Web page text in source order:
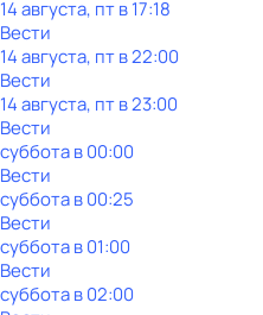
14 августа, пт в 17:18
Вести
14 августа, пт в 22:00
Вести
14 августа, пт в 23:00
Вести
субботав00:00
Вести
субботав00:25
Вести
субботав01:00
Вести
субботав02:00